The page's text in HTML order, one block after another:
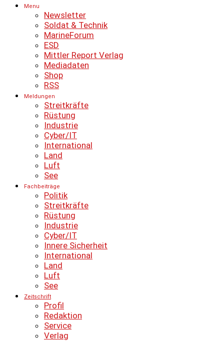
Menu
Newsletter
Soldat & Technik
MarineForum
ESD
Mittler Report Verlag
Mediadaten
Shop
RSS
Meldungen
Streitkräfte
Rüstung
Industrie
Cyber/IT
International
Land
Luft
See
Fachbeiträge
Politik
Streitkräfte
Rüstung
Industrie
Cyber/IT
Innere Sicherheit
International
Land
Luft
See
Zeitschrift
Profil
Redaktion
Service
Verlag